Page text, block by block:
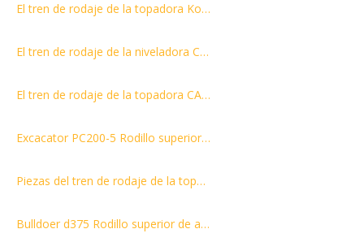
El tren de rodaje de la topadora Komatsu D60-8 D65 parte el rodillo de recarga 141-30-00560 14x-30-00140 rodillo portador
El tren de rodaje de la niveladora CAT D4H parte el rodillo portador 6K9879 6K9880
El tren de rodaje de la topadora CAT D5H parte el rodillo portador superior del rodillo 6Y3908
Excacator PC200-5 Rodillo superior Rodillo superior Rodillo portador para ventas
Piezas del tren de rodaje de la topadora D8N Rodillo superior Rodillo portador Rodillo superior
Bulldoer d375 Rodillo superior de alta calidad Rodillo superior Rodillo portador con precio competitivo